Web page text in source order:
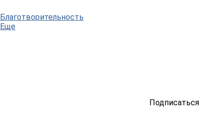
Благотворительность
Еще
Подписаться